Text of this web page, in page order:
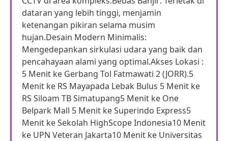
dataran yang lebih tinggi, menjamin
ketenangan pikiran selama musim
hujan.Desain Modern Minimalis:
Mengedepankan sirkulasi udara yang baik dan
pencahayaan alami yang optimal.Akses Lokasi :
5 Menit ke Gerbang Tol Fatmawati 2 (JORR).5
Menit ke RS Mayapada Lebak Bulus 5 Menit ke
RS Siloam TB Simatupang5 Menit ke One
Belpark Mall 5 Menit ke Superindo Express5
Menit ke Sekolah HighScope Indonesia10 Menit
ke UPN Veteran Jakarta10 Menit ke Universitas